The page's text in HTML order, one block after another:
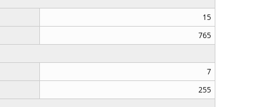
15
765
7
255